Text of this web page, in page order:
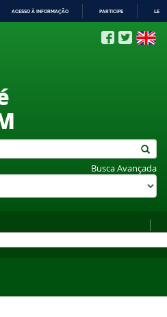
ACESSO À INFORMAÇÃO PARTICIPE
Busca Avançada